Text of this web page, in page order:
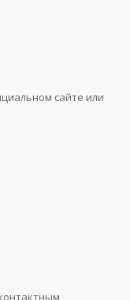
сайте или